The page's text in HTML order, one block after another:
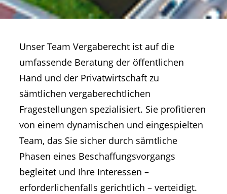
Unser Team Vergaberecht ist auf die
umfassende Beratung der öffentlichen
Hand und der Privatwirtschaft zu
sämtlichen vergaberechtlichen
Fragestellungen spezialisiert. Sie profitieren
von einem dynamischen und eingespielten
Team, das Sie sicher durch sämtliche
Phasen eines Beschaffungsvorgangs
begleitet und Ihre Interessen –
erforderlichenfalls gerichtlich – verteidigt.